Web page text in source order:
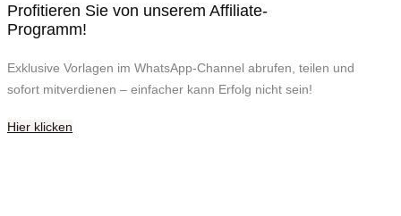
Profitieren Sie von unserem Affiliate-
Programm!
Exklusive Vorlagen im WhatsApp-Channel abrufen, teilen und
sofort mitverdienen – einfacher kann Erfolg nicht sein!
Hier klicken